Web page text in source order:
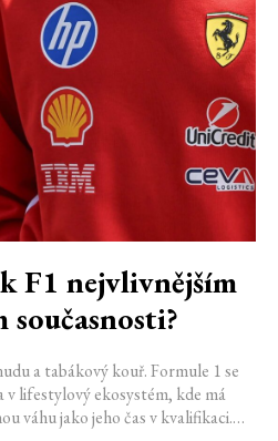
F1 nejvlivnějším
a tabákový kouř. Formule 1 se
v lifestylový ekosystém, kde má
váhu jako jeho čas v kvalifikaci.